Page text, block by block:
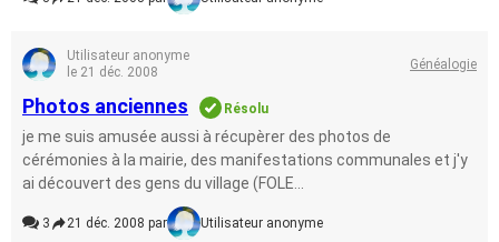
Utilisateur anonyme
le 21 déc. 2008
Généalogie
Photos anciennes Résolu
je me suis amusée aussi à récupèrer des photos de
cérémonies à la mairie, des manifestations communales et j'y
ai découvert des gens du village (FOLE...
3 21 déc. 2008 par Utilisateur anonyme